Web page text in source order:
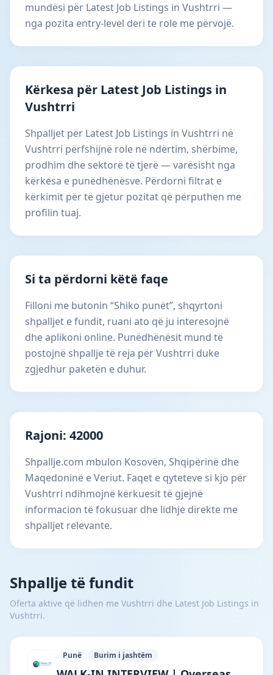
mundësi për Latest Job Listings in Vushtrri —
nga pozita entry-level deri te role me përvojë.
Kërkesa për Latest Job Listings in
Vushtrri
Shpalljet për Latest Job Listings in Vushtrri në
Vushtrri përfshijnë role në ndërtim, shërbime,
prodhim dhe sektorë të tjerë — varësisht nga
kërkesa e punëdhënësve. Përdorni filtrat e
kërkimit për të gjetur pozitat që përputhen me
profilin tuaj.
Si ta përdorni këtë faqe
Filloni me butonin “Shiko punët”, shqyrtoni
shpalljet e fundit, ruani ato që ju interesojnë
dhe aplikoni online. Punëdhënësit mund të
postojnë shpallje të reja për Vushtrri duke
zgjedhur paketën e duhur.
Rajoni: 42000
Shpallje.com mbulon Kosovën, Shqipërinë dhe
Maqedoninë e Veriut. Faqet e qyteteve si kjo për
Vushtrri ndihmojnë kërkuesit të gjejnë
informacion të fokusuar dhe lidhje direkte me
shpalljet relevante.
Shpallje të fundit
Oferta aktive që lidhen me Vushtrri dhe Latest Job Listings in
Vushtrri.
Punë Burim i jashtëm